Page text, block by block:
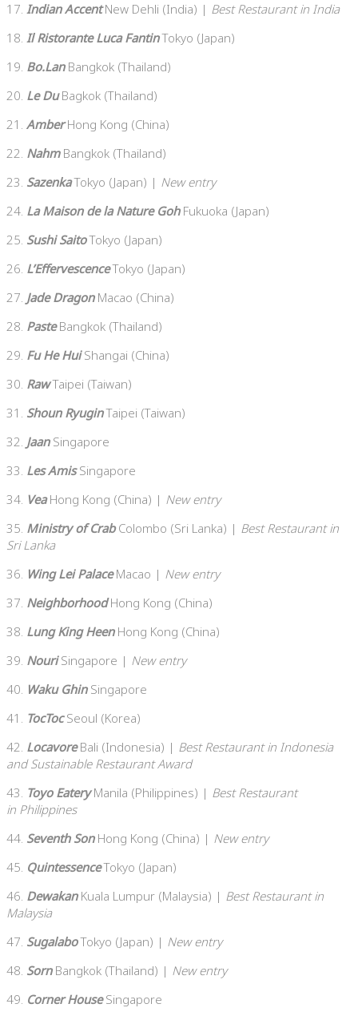
17. Indian AccentNew Dehli (India) | Best Restaurant in India
18. Il Ristorante Luca FantinTokyo (Japan)
19. Bo.LanBangkok (Thailand)
20. Le DuBagkok (Thailand)
21. AmberHong Kong (China)
22. NahmBangkok (Thailand)
23. SazenkaTokyo (Japan) | New entry
24. La Maison de la Nature GohFukuoka (Japan)
25. Sushi SaitoTokyo (Japan)
26. L’EffervescenceTokyo (Japan)
27. Jade DragonMacao (China)
28. PasteBangkok (Thailand)
29. Fu He HuiShangai (China)
30. RawTaipei (Taiwan)
31. Shoun RyuginTaipei (Taiwan)
32. JaanSingapore
33. Les AmisSingapore
34. VeaHong Kong (China) | New entry
35. Ministry of CrabColombo (Sri Lanka) | Best Restaurant in
Sri Lanka
36. Wing Lei PalaceMacao | New entry
37. NeighborhoodHong Kong (China)
38. Lung King HeenHong Kong (China)
39. NouriSingapore | New entry
40. Waku GhinSingapore
41. TocTocSeoul (Korea)
42. LocavoreBali (Indonesia) | Best Restaurant in Indonesia
and Sustainable Restaurant Award
43. Toyo EateryManila (Philippines) | Best Restaurant
in Philippines
44. Seventh Son Hong Kong (China) | New entry
45. QuintessenceTokyo (Japan)
46. DewakanKuala Lumpur (Malaysia) | Best Restaurant in
Malaysia
47. SugalaboTokyo (Japan) | New entry
48. SornBangkok (Thailand) | New entry
49. Corner HouseSingapore